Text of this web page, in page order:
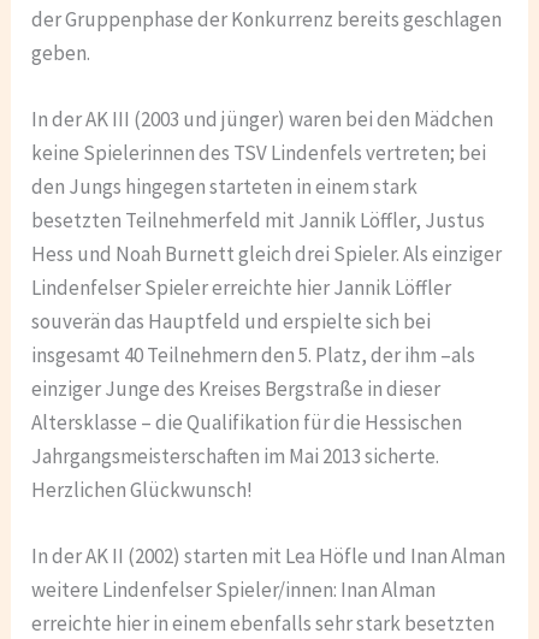
der Gruppenphase der Konkurrenz bereits geschlagen
geben.
In der AK III (2003 und jünger) waren bei den Mädchen
keine Spielerinnen des TSV Lindenfels vertreten; bei
den Jungs hingegen starteten in einem stark
besetzten Teilnehmerfeld mit Jannik Löffler, Justus
Hess und Noah Burnett gleich drei Spieler. Als einziger
Lindenfelser Spieler erreichte hier Jannik Löffler
souverän das Hauptfeld und erspielte sich bei
insgesamt 40 Teilnehmern den 5. Platz, der ihm –als
einziger Junge des Kreises Bergstraße in dieser
Altersklasse – die Qualifikation für die Hessischen
Jahrgangsmeisterschaften im Mai 2013 sicherte.
Herzlichen Glückwunsch!
In der AK II (2002) starten mit Lea Höfle und Inan Alman
weitere Lindenfelser Spieler/innen: Inan Alman
erreichte hier in einem ebenfalls sehr stark besetzten